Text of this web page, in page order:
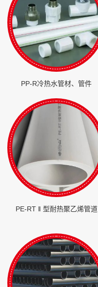
PP-R冷热水管材、管件
PE-RT ‖ 型耐热聚乙烯管道